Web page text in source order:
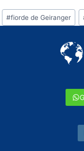
Tags
do
#fiorde de Geiranger